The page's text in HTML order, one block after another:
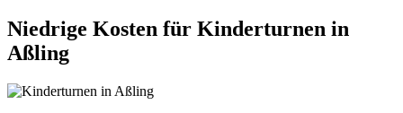
Niedrige Kosten für Kinderturnen in
Aßling